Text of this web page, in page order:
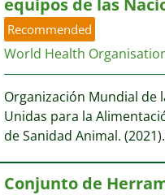
equipos de las
Recommended
World Health
Organización Mundial de
Unidas para la
de Sanidad Animal.
Conjunto de